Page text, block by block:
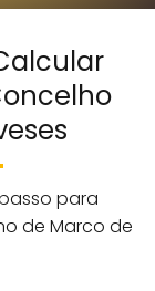
para
de Marco de